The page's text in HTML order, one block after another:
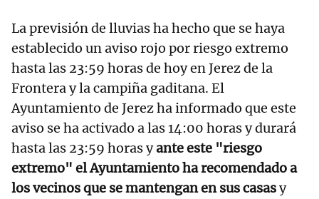
La previsión de lluvias ha hecho que se haya
establecido un aviso rojo por riesgo extremo
hasta las 23:59 horas de hoy en Jerez de la
Frontera y la campiña gaditana. El
Ayuntamiento de Jerez ha informado que este
aviso se ha activado a las 14:00 horas y durará
hasta las 23:59 horas yante este "riesgo
extremo" el Ayuntamiento ha recomendado a
los vecinos que se mantengan en sus casasy